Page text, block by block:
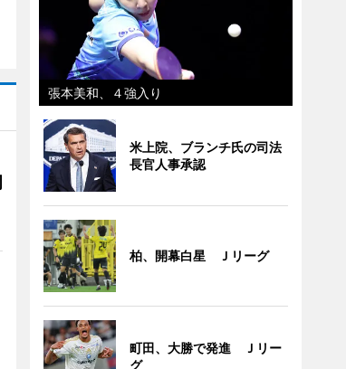
張本美和、４強入り
米上院、ブランチ氏の司法
長官人事承認
柏、開幕白星 Ｊリーグ
町田、大勝で発進 Ｊリー
グ